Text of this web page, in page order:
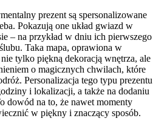
prezent są spersonalizowane
Pokazują one układ gwiazd w
– na przykład w dniu ich pierwszego
Taka mapa, oprawiona w
tylko piękną dekoracją wnętrza, ale
o magicznych chwilach, które
Personalizacja tego typu prezentu
i lokalizacji, a także na dodaniu
dowód na to, że nawet momenty
w piękny i znaczący sposób.